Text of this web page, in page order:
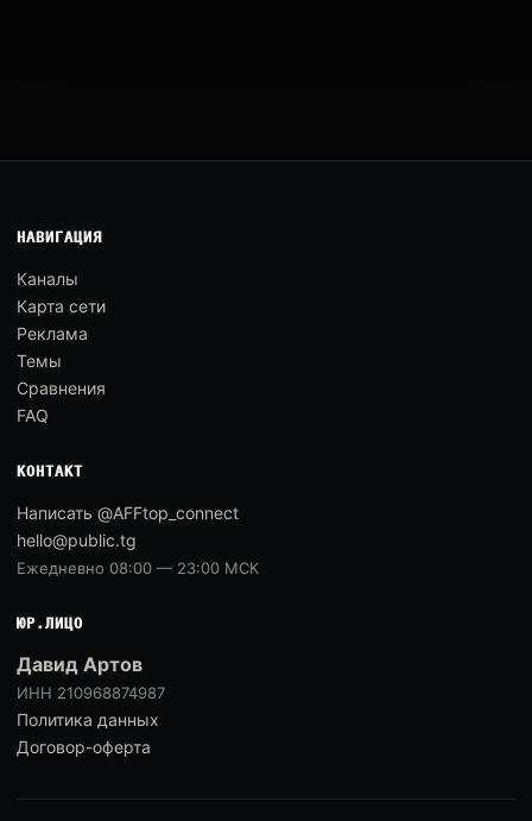
НАВИГАЦИЯ
Каналы
Карта сети
Реклама
Темы
Сравнения
FAQ
КОНТАКТ
Написать @AFFtop_connect
hello@public.tg
Ежедневно 08:00 — 23:00 МСК
ЮР.ЛИЦО
Давид Артов
ИНН 210968874987
Политика данных
Договор-оферта